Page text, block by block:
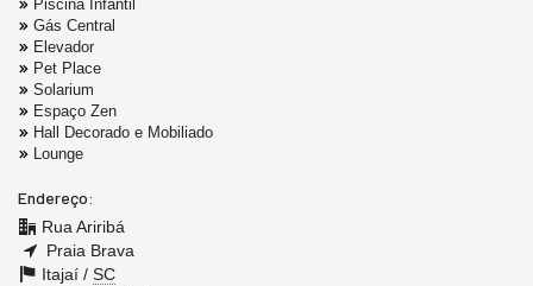
Piscina Infantil
Gás Central
Elevador
Pet Place
Solarium
Espaço Zen
Hall Decorado e Mobiliado
Lounge
Endereço:
Rua Ariribá
Praia Brava
Itajaí / SC